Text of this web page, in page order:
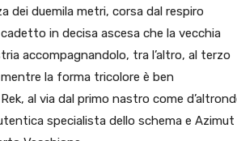
dei duemila metri, corsa dal respiro
in decisa ascesa che la vecchia
accompagnandolo, tra l’altro, al terzo
la forma tricolore è ben
al via dal primo nastro come
specialista dello schema e Azimut